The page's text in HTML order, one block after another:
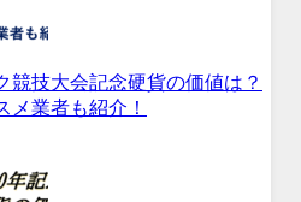
競技大会記念硬貨の価値は？
メ業者も紹介！